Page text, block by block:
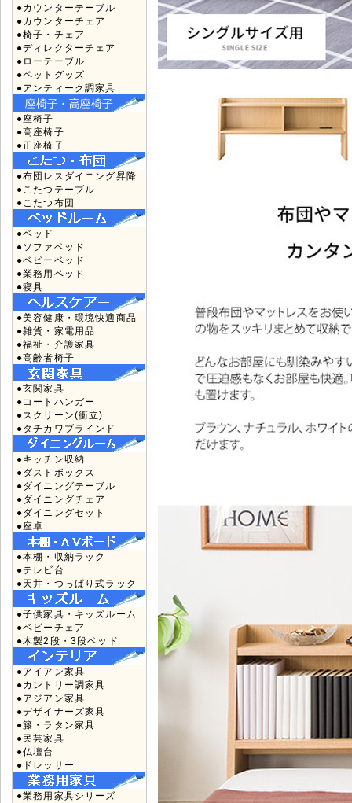
●カウンターテーブル
●カウンターチェア
●椅子・チェア
●ディレクターチェア
●ローテーブル
●ペットグッズ
●アンティーク調家具
●座椅子
●高座椅子
●正座椅子
●布団レスダイニング昇降
●こたつテーブル
●こたつ布団
●ベッド
●ソファベッド
●ベビーベッド
●業務用ベッド
●寝具
●美容健康・環境快適商品
●雑貨・家電用品
●福祉・介護家具
●高齢者椅子
●玄関家具
●コートハンガー
●スクリーン(衝立)
●タチカワブラインド
●キッチン収納
●ダストボックス
●ダイニングテーブル
●ダイニングチェア
●ダイニングセット
●座卓
●本棚・収納ラック
●テレビ台
●天井・つっぱり式ラック
●子供家具・キッズルーム
●ベビーチェア
●木製2段・3段ベッド
●アイアン家具
●カントリー調家具
●アジアン家具
●デザイナーズ家具
●籐・ラタン家具
●民芸家具
●仏壇台
●ドレッサー
●業務用家具シリーズ